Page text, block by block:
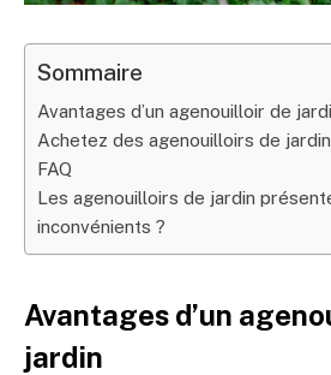
Sommaire
Avantages d’un agenouilloir de
Achetez des agenouilloirs de jardin
FAQ
Les agenouilloirs de jardin
inconvénients ?
Avantages d’un
jardin